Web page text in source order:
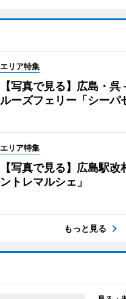
エリア特集
【写真で見る】広島・
ルーズフェリー「シーパ
エリア特集
【写真で見る】広島駅
ントレマルシェ」
もっと見る